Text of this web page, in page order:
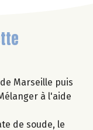
Marseille puis
à l'aide
de soude, le